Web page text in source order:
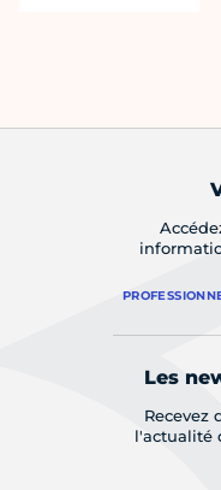
Les
Recevez
l'actualité